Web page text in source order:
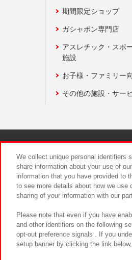
期間限定ショップ
ガシャポン専門店
アスレチック・スポ
施設
お子様・ファミリー
その他の施設・サー
We collect unique personal identifiers
share information about your use of
information that you have provided to
to see more details about how we
sharing of your information with our
Please note that even if you have
and other identifiers on the following
opt-out preference signals . If you
setup banner by clicking the link